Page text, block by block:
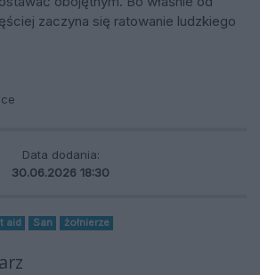
zaczyna się ratowanie ludzkiego
Data dodania:
30.06.2026 18:30
aid San żołnierze